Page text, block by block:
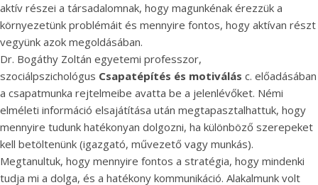
aktív részei a társadalomnak, hogy magunkénak érezzük a
környezetünk problémáit és mennyire fontos, hogy aktívan részt
vegyünk azok megoldásában.
Dr. Bogáthy Zoltán egyetemi professzor,
szociálpszichológus Csapatépítés és motiválás c. előadásában
a csapatmunka rejtelmeibe avatta be a jelenlévőket. Némi
elméleti információ elsajátítása után megtapasztalhattuk, hogy
mennyire tudunk hatékonyan dolgozni, ha különböző szerepeket
kell betöltenünk (igazgató, művezető vagy munkás).
Megtanultuk, hogy mennyire fontos a stratégia, hogy mindenki
tudja mi a dolga, és a hatékony kommunikáció. Alakalmunk volt